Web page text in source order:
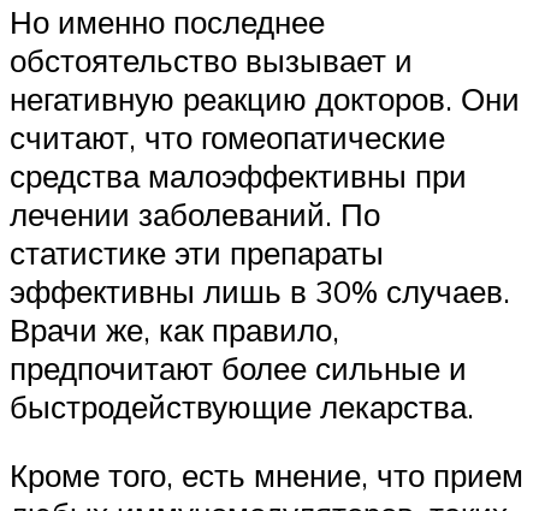
Но именно последнее
обстоятельство вызывает и
негативную реакцию докторов. Они
считают, что гомеопатические
средства малоэффективны при
лечении заболеваний. По
статистике эти препараты
эффективны лишь в 30% случаев.
Врачи же, как правило,
предпочитают более сильные и
быстродействующие лекарства.
Кроме того, есть мнение, что прием